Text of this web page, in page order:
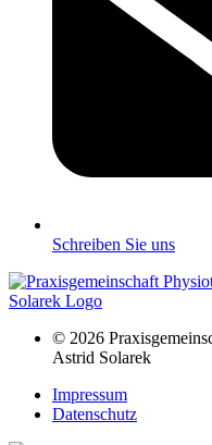
Schreiben Sie uns
© 2026
Astrid Solarek
Impressum
Datenschutz